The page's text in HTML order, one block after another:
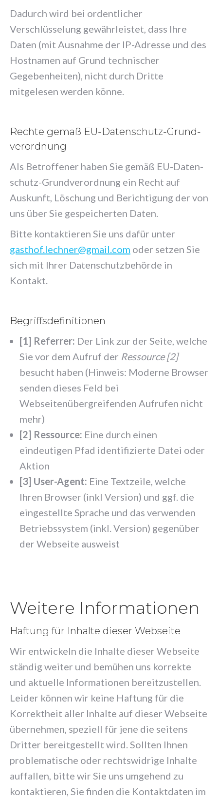
Dadurch wird bei ordentlicher
Verschlüsselung gewährleistet, dass Ihre
Daten (mit Ausnahme der IP-Adresse und des
Hostnamen auf Grund technischer
Gegebenheiten), nicht durch Dritte
mitgelesen werden könne.
Rechte gemäß EU-Daten­schutz-Grund­
ver­ordnung
Als Betroffener haben Sie gemäß EU-Daten­
schutz-Grund­ver­ordnung ein Recht auf
Auskunft, Löschung und Berichtigung der von
uns über Sie gespeicherten Daten.
Bitte kontaktieren Sie uns dafür unter
gasthof.lechner@gmail.com oder setzen Sie
sich mit Ihrer Datenschutzbehörde in
Kontakt.
Begriffsdefinitionen
[1] Referrer: Der Link zur der Seite, welche
Sie vor dem Aufruf der Ressource [2]
besucht haben (Hinweis: Moderne Browser
senden dieses Feld bei
Webseitenübergreifenden Aufrufen nicht
mehr)
[2] Ressource: Eine durch einen
eindeutigen Pfad identifizierte Datei oder
Aktion
[3] User-Agent: Eine Textzeile, welche
Ihren Browser (inkl Version) und ggf. die
eingestellte Sprache und das verwenden
Betriebssystem (inkl. Version) gegenüber
der Webseite ausweist
Weitere Informationen
Haftung für Inhalte dieser Webseite
Wir entwickeln die Inhalte dieser Webseite
ständig weiter und bemühen uns korrekte
und aktuelle Informationen bereitzustellen.
Leider können wir keine Haftung für die
Korrektheit aller Inhalte auf dieser Webseite
übernehmen, speziell für jene die seitens
Dritter bereitgestellt wird. Sollten Ihnen
problematische oder rechtswidrige Inhalte
auffallen, bitte wir Sie uns umgehend zu
kontaktieren, Sie finden die Kontaktdaten im